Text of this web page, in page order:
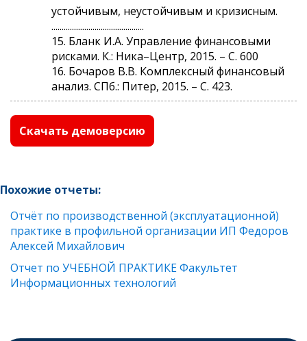
устойчивым, неустойчивым и кризисным.
.............................................
15. Бланк И.А. Управление финансовыми
рисками. К.: Ника–Центр, 2015. – С. 600
16. Бочаров В.В. Комплексный финансовый
анализ. СПб.: Питер, 2015. – С. 423.
Скачать демоверсию
Похожие отчеты:
Отчёт по производственной (эксплуатационной)
практике в профильной организации ИП Федоров
Алексей Михайлович
Отчет по УЧЕБНОЙ ПРАКТИКЕ Факультет
Информационных технологий